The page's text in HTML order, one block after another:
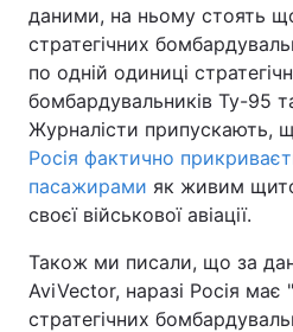
даними, на ньому стоять
стратегічних
по одній одиниці
бомбардувальників Ту-95
Журналісти припускають,
Росія фактично
пасажирами як живим
своєї військової авіації.
Також ми писали, що за
AviVector, наразі Росія має
стратегічних